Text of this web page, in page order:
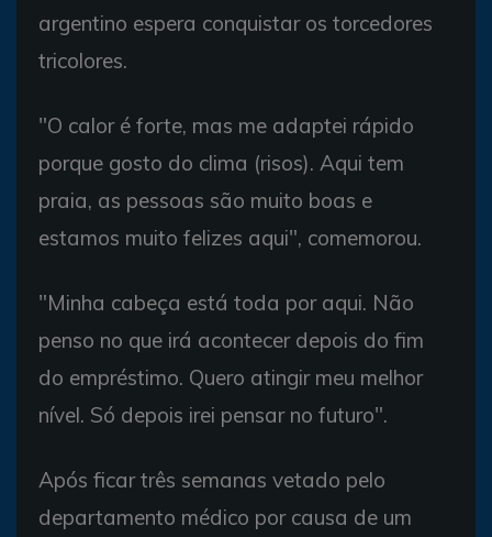
argentino espera conquistar os torcedores
tricolores.
"O calor é forte, mas me adaptei rápido
porque gosto do clima (risos). Aqui tem
praia, as pessoas são muito boas e
estamos muito felizes aqui", comemorou.
"Minha cabeça está toda por aqui. Não
penso no que irá acontecer depois do fim
do empréstimo. Quero atingir meu melhor
nível. Só depois irei pensar no futuro".
Após ficar três semanas vetado pelo
departamento médico por causa de um